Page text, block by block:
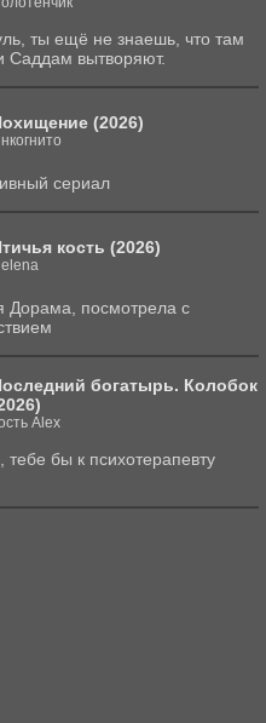
ты ещё не знаешь, что там
Саддам вытворяют.
(2026)
сериал
кость (2026)
Дорама, посмотрела с
богатырь. Колобок
Alex
тебе бы к психотерапевту